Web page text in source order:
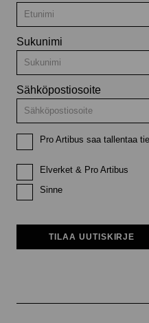
Sukunimi
Sähköpostiosoite
Pro Artibus saa tallentaa
Elverket & Pro Artibus
Sinne
TILAA UUTISKIRJE